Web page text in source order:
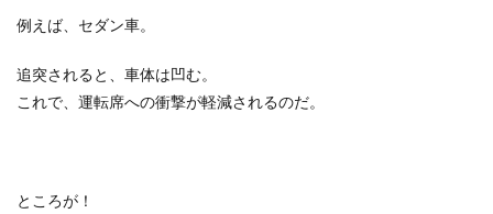
例えば、セダン車。
追突されると、車体は凹む。
これで、運転席への衝撃が軽減されるのだ。
ところが！